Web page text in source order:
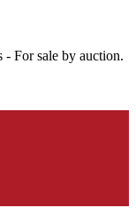
- For sale by auction.